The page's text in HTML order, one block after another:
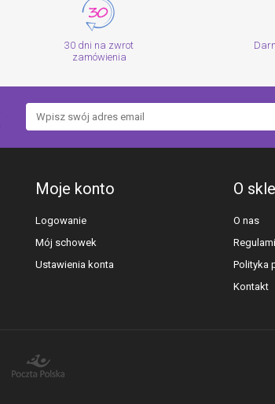
30 dni na zwrot
zamówienia
Moje konto
Logowanie
Mój schowek
Ustawienia konta
O
O nas
Polityka
Kontakt